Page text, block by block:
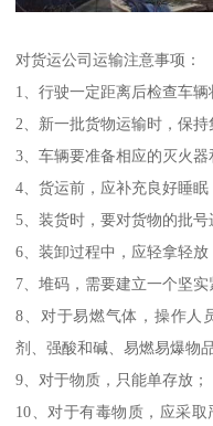
对货运公司运输注意事项：
1、行驶一定距离后检查车
2、新一批货物运输时，保
3、车辆要准备相应的灭火
4、货运前，应补充良好睡眠
5、装货时，要对货物的批号
6、装卸过程中，应轻拿轻
7、堆码，需要建立一个坚实
8、对于易燃气体，操作人
剂、强酸和碱、易燃易爆物品
9、对于物质，只能单存放；
10、对于有毒物质，应采